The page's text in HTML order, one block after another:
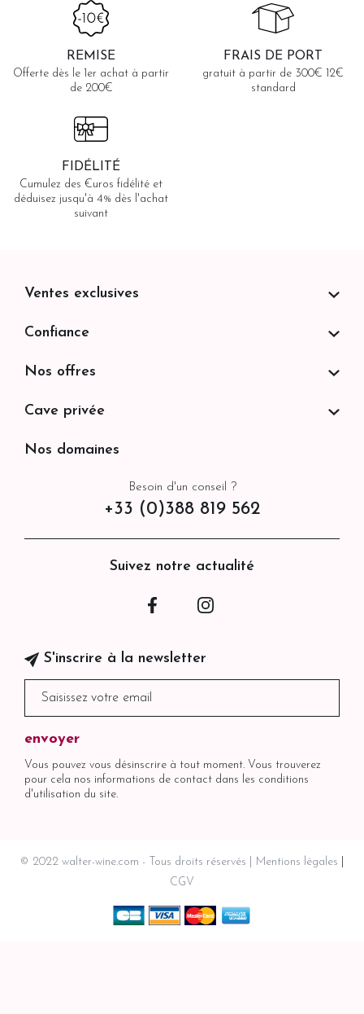
REMISE
Offerte dès le 1er achat à partir
de 200€
FRAIS DE PORT
gratuit à partir de 300€ 12€
standard
FIDÉLITÉ
Cumulez des €uros fidélité et
déduisez jusqu'à 4% dès l'achat
suivant
Besoin d'un conseil ?
+33 (0)388 819 562
Suivez notre actualité
Facebook
S'inscrire à la newsletter
Vous pouvez vous désinscrire à tout moment. Vous trouverez
pour cela nos informations de contact dans les conditions
d'utilisation du site.
Ventes exclusives
Confiance
Nos offres
Cave privée
Nos domaines
© 2022 walter-wine.com - Tous droits réservés
Mentions légales
CGV